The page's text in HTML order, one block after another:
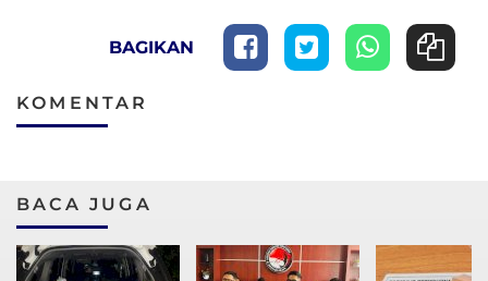
BAGIKAN
KOMENTAR
BACA JUGA